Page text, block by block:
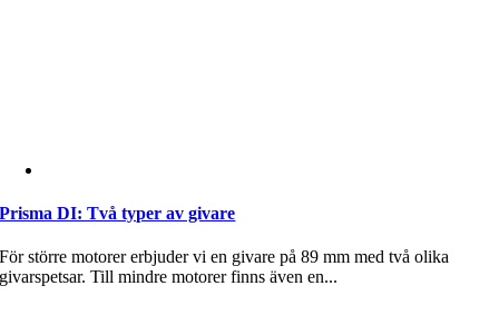
Prisma DI: Två typer av givare
För större motorer erbjuder vi en givare på 89 mm med två olika
givarspetsar. Till mindre motorer finns även en...